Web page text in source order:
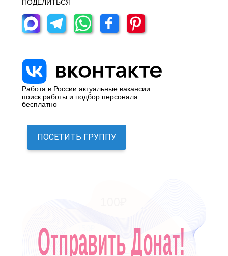
ПОДЕЛИТЬСЯ
Работа в России актуальные вакансии:
поиск работы и подбор персонала
бесплатно
ПОСЕТИТЬ ГРУППУ